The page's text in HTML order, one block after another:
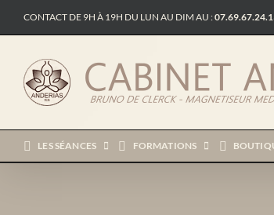
contenu
CONTACT DE 9H À 19H DU LUN AU DIM AU :
LES SÉANCES FORMATIONS